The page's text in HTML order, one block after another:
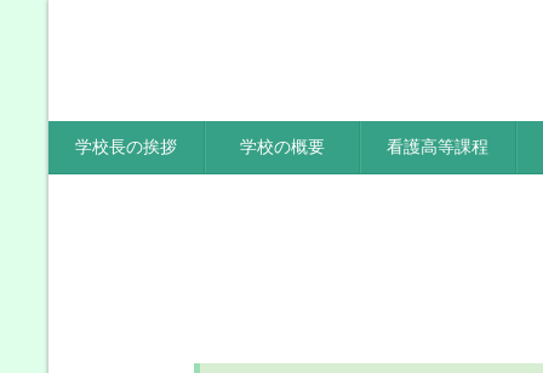
学校長の挨拶 学校の概要 看護高等課程